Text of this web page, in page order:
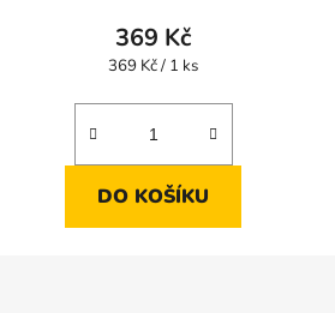
369 Kč
Měrná
369 Kč / 1 ks
DO KOŠÍKU